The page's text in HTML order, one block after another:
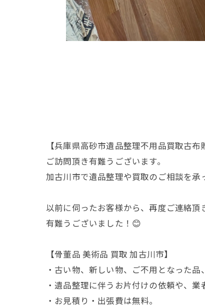
【兵庫県高砂市遺品整理不用品買取古布
ご訪問頂き有難うございます。
加古川市で遺品整理や買取のご相談を承
以前に伺ったお客様から、再度ご連絡頂
有難うございました！😊
【骨董品 美術品 買取 加古川市】
・古い物、新しい物、ご不用となった品
・遺品整理に伴うお片付けの依頼や、業
・お見積り・出張費は無料。